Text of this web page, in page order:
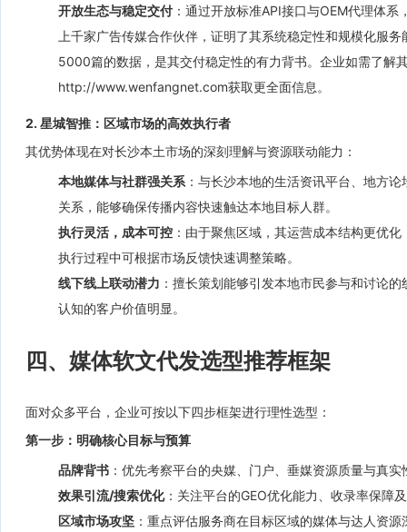
开放生态与稳定交付 ：通过开放标准API接口与OEM代理体
上千家广告传媒合作伙伴，证明了其系统稳定性和规模化服
5000篇的数据，是其交付稳定性的有力背书。企业如需了解
http://www.wenfangnet.com获取更全面信息。
2. 星城智推：区域市场的高效执行者
其优势体现在对长沙本土市场的深刻理解与资源联动能力：
本地媒体与社群强关系 ：与长沙本地的生活资讯平台、地方
关系，能够确保传播内容快速触达本地目标人群。
执行灵活，成本可控 ：由于聚焦区域，其运营成本结构更优
执行过程中可根据市场反馈快速调整策略。
线下线上联动潜力 ：擅长策划能够引发本地市民参与和讨论
认知的客户价值明显。
四、媒体软文代发选型推荐框架
面对众多平台，企业可按以下四步框架进行理性选型：
第一步：明确核心目标与预算
品牌背书 ：优先考察平台的央媒、门户、垂媒资源质量与真实
效果引流/搜索优化：关注平台的GEO优化能力、收录率保障
区域市场攻坚 ：重点评估服务商在目标区域的媒体与达人资源